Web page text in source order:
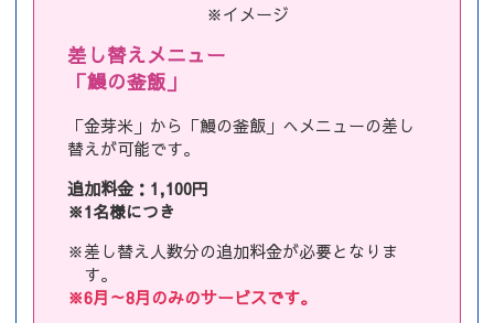
※イメージ
差し替えメニュー
「鰻の釜飯」
「金芽米」から「鰻の釜飯」へメニューの差し
替えが可能です。
追加料金：1,100円
※1名様につき
※差し替え人数分の追加料金が必要となりま
す。
※6月～8月のみのサービスです。